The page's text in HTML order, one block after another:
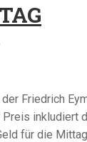
Friedrich
inkludiert
für die